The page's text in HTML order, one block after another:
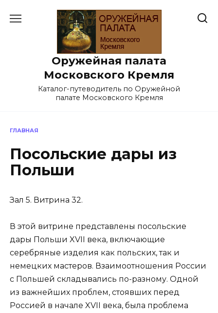
Оружейная палата
Московского Кремля
Каталог-путеводитель по Оружейной
палате Московского Кремля
ГЛАВНАЯ
Посольские дары из
Польши
Зал 5. Витрина 32.
В этой витрине представлены посольские
дары Польши XVII века, включающие
серебряные изделия как польских, так и
немецких мастеров. Взаимоотношения России
с Польшей складывались по-разному. Одной
из важнейших проблем, стоявших перед
Россией в начале XVII века, была проблема